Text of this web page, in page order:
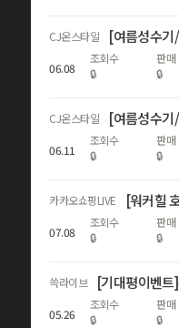
CJ온스타일
06.08
조회수
🔒
판매
🔒
CJ온스타일
06.11
조회수
🔒
판매
🔒
카카오쇼핑LIVE
07.08
조회수
🔒
판매
🔒
쓱라이브
05.26
조회수
🔒
판매
🔒